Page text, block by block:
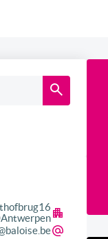
16
Antwerpen